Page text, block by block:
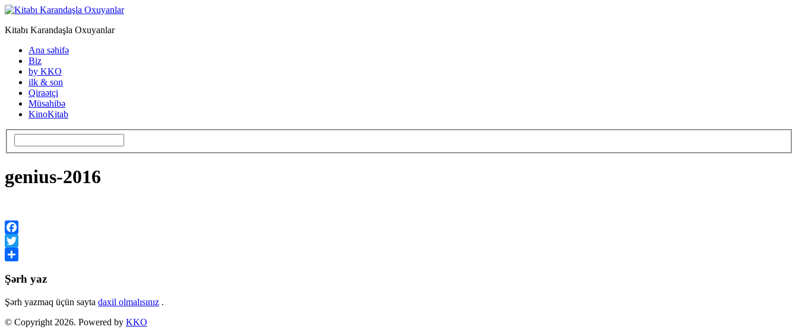
Kitabı Karandaşla Oxuyanlar
Ana səhifə
Biz
by KKO
ilk & son
Qiraətçi
Müsahibə
KinoKitab
genius-2016
Facebook
Twitter
Şərh yaz
Şərh yazmaq üçün sayta daxil olmalısınız .
© Copyright 2026. Powered by KKO